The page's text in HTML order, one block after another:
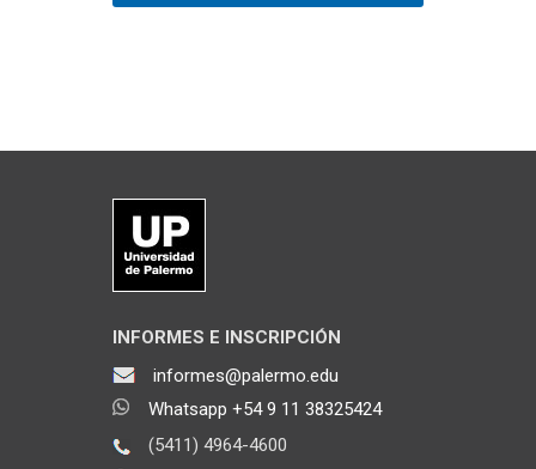
INFORMES E INSCRIPCIÓN
informes@palermo.edu
Whatsapp +54 9 11 38325424
(5411) 4964-4600